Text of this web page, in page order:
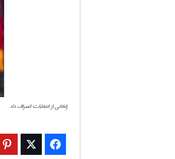
زاکانی از انتخابات انصراف داد
Facebook
Twitter